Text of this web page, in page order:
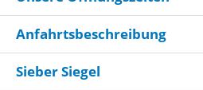
Anfahrtsbeschreibung
Sieber Siegel